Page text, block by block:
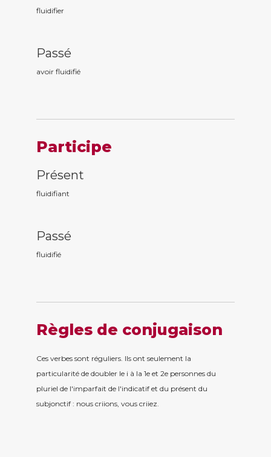
fluidifier
Passé
avoir fluidifié
Participe
Présent
fluidifiant
Passé
fluidifié
Règles de conjugaison
Ces verbes sont réguliers. Ils ont seulement la
particularité de doubler le i à la 1e et 2e personnes du
pluriel de l'imparfait de l'indicatif et du présent du
subjonctif : nous criions, vous criiez.